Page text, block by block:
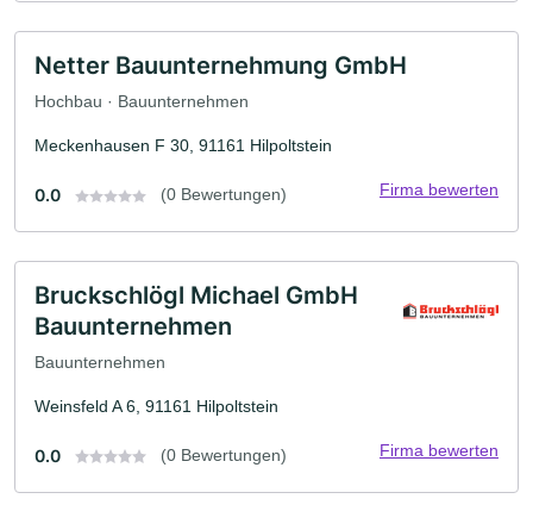
Netter Bauunternehmung GmbH
Hochbau · Bauunternehmen
Meckenhausen F 30, 91161 Hilpoltstein
0.0 (0 Bewertungen) Firma bewerten
Bruckschlögl Michael GmbH
Bauunternehmen
Bauunternehmen
Weinsfeld A 6, 91161 Hilpoltstein
0.0 (0 Bewertungen) Firma bewerten